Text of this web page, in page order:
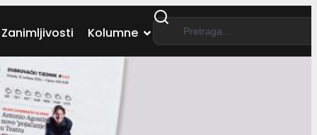
Zanimljivosti Kolumne